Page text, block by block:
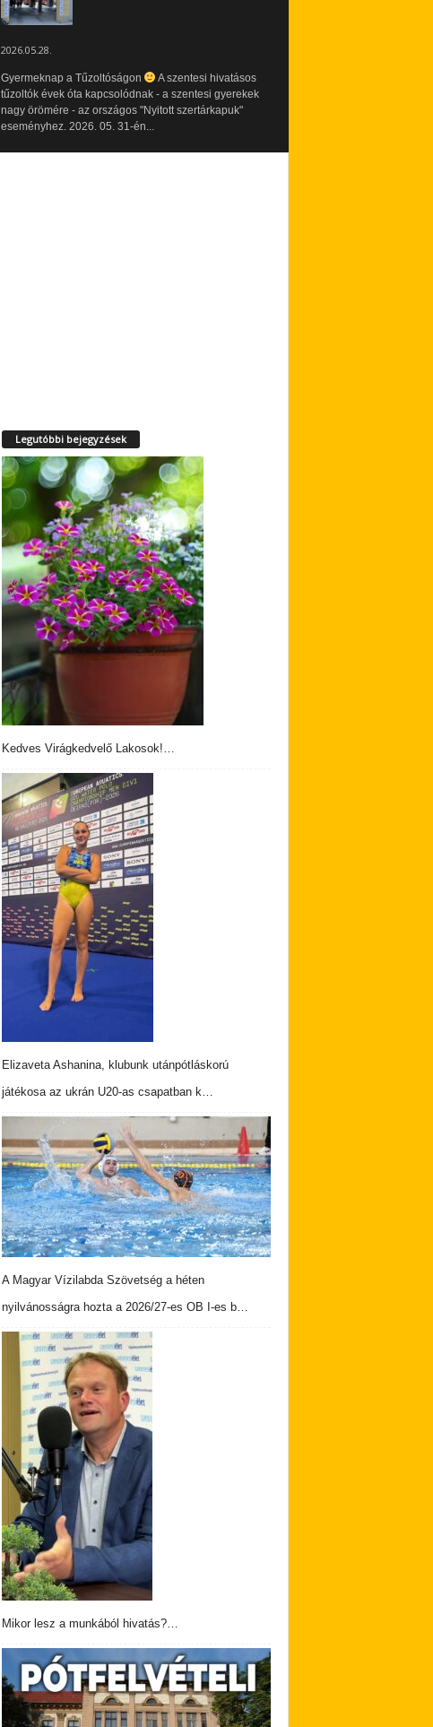
2026.05.28.
Gyermeknap a Tűzoltóságon
A szentesi hivatásos
tűzoltók évek óta kapcsolódnak - a szentesi gyerekek
nagy örömére - az országos "Nyitott szertárkapuk"
eseményhez. 2026. 05. 31-én...
Legutóbbi bejegyzések
Kedves Virágkedvelő Lakosok!…
Elizaveta Ashanina, klubunk utánpótláskorú
játékosa az ukrán U20-as csapatban k…
A Magyar Vízilabda Szövetség a héten
nyilvánosságra hozta a 2026/27-es OB I-es b…
Mikor lesz a munkából hivatás?…